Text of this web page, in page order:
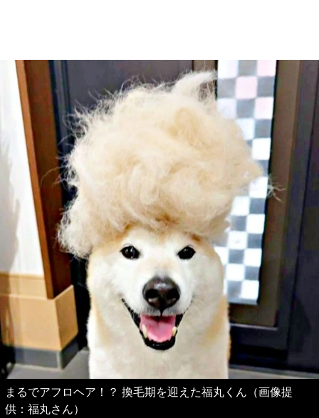
まるでアフロヘア！？ 換毛期を迎えた福丸くん（画像提
供：福丸さん）